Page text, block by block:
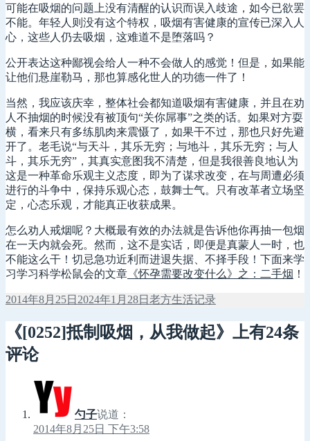
可能在吸烟的问题上没有清醒的认识而误入歧途，如今已欲罢
不能。年轻人则没有这个特权，吸烟有害健康的宣传已深入人
心，这些人仍去吸烟，这难道不是堕落吗？
公开表达这种鄙视会给人一种不会做人的感觉！但是，如果能
让他们悬崖勒马，那也算感化世人的功德一件了！
当然，我应该庆幸，整体社会都知道吸烟有害健康，并且在劝
人不抽烟的时候没有被顶句“关你屌事”之类的话。如果对方耍
横，看来只有多练肌肉来震慑了，如果干不过，那也只好先避
开了。老毛说“与天斗，其乐无穷；与地斗，其乐无穷；与人
斗，其乐无穷”，其真实意图我不清楚，但是我很善良地认为
这是一种革命乐观主义态度，即为了谋求改变，在与周遭必须
进行的斗争中，保持乐观心态，鼓舞士气。只有改革者立场坚
定，心态乐观，才能真正收获成果。
怎么劝人戒烟呢？大概最有效的办法就是告诉他你再抽一包烟
在一天内就会死。然而，这不是实话，即便是真蒙人一时，也
不能这么干！切忌急功近利而进退失据、不择手段！下面来学
习学习科学松鼠会的文章 《怀孕需要改变什么》之：二手烟 ！
发
于
2014年8月25日 2024年1月28日 作
老方分
生活记录
《[0252]抵制吸烟，从我做起》上有24条
评论
勺子说道：
2014年8月25日 下午3:58